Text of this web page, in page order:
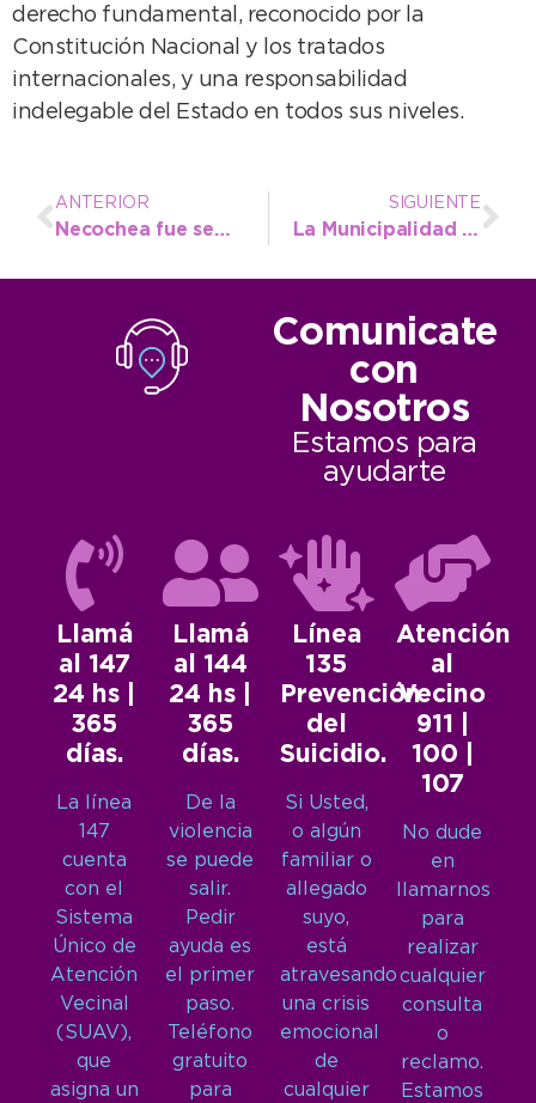
derecho fundamental, reconocido por la
Constitución Nacional y los tratados
internacionales, y una responsabilidad
indelegable del Estado en todos sus niveles.
ANTERIOR
Necochea fue sede de la Regata Provincial de Kayak con más de 200 competidores
SIGUIENTE
La Municipalidad apoya la iniciativa de “Golpe Solidario”, un show de boxeo de primer nivel con fines benéficos
Comunicate
con
Nosotros
Estamos para
ayudarte
Llamá
al 147
24 hs |
365
días.
La línea
147
cuenta
con el
Sistema
Único de
Atención
Vecinal
(SUAV),
que
asigna un
Llamá
al 144
24 hs |
365
días.
De la
violencia
se puede
salir.
Pedir
ayuda es
el primer
paso.
Teléfono
gratuito
para
Línea
135
Prevención
del
Suicidio.
Si Usted,
o algún
familiar o
allegado
suyo,
está
atravesando
una crisis
emocional
de
cualquier
Atención
al
Vecino
911 |
100 |
107
No dude
en
llamarnos
para
realizar
cualquier
consulta
o
reclamo.
Estamos